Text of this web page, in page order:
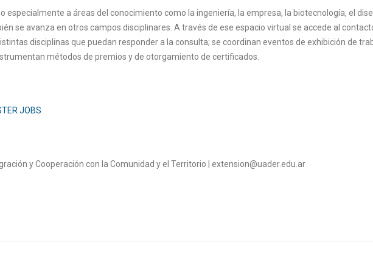
especialmente a áreas del conocimiento como la ingeniería, la empresa, la biotecnología, el
se avanza en otros campos disciplinares. A través de ese espacio virtual se accede al
disciplinas que puedan responder a la consulta; se coordinan eventos de exhibición de
métodos de premios y de otorgamiento de certificados.
JOBS
y Cooperación con la Comunidad y el Territorio | extension@uader.edu.ar